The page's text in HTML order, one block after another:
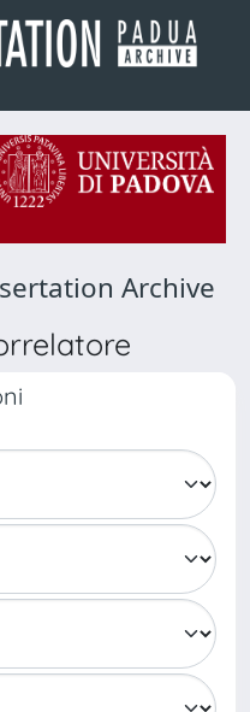
Archive